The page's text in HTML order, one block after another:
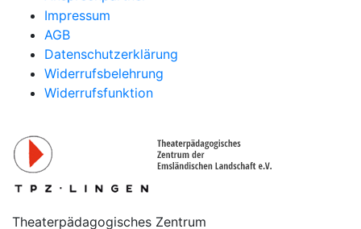
Impressum
AGB
Datenschutzerklärung
Widerrufsbelehrung
Widerrufsfunktion
Theaterpädagogisches Zentrum